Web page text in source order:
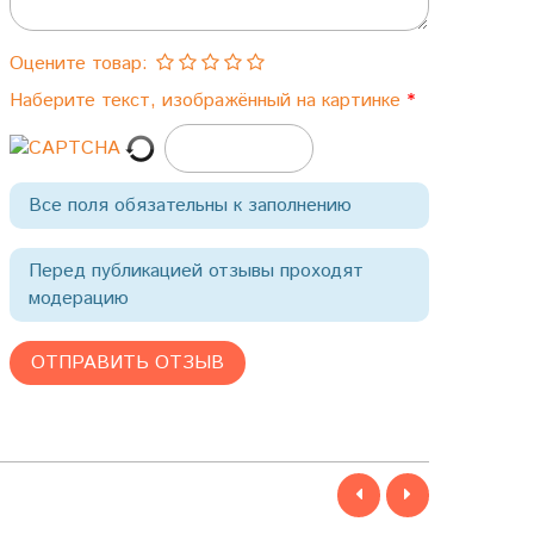
Оцените товар:
Наберите текст, изображённый на картинке
Все поля обязательны к заполнению
Перед публикацией отзывы проходят
модерацию